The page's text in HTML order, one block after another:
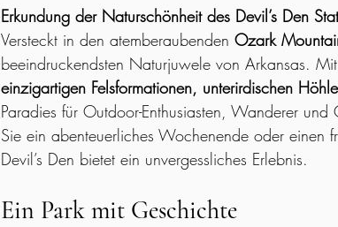
Erkundung der Naturschönheit des Devil’s Den
Versteckt in den atemberaubenden Ozark
beeindruckendsten Naturjuwele von Arkansas.
einzigartigen Felsformationen, unterirdischen
Paradies für Outdoor-Enthusiasten, Wanderer
Sie ein abenteuerliches Wochenende oder
Devil’s Den bietet ein unvergessliches Erlebnis.
Ein Park mit Geschichte